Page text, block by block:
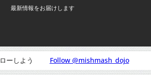
最新情報をお届けします
ーしよう Follow @mishmash_dojo